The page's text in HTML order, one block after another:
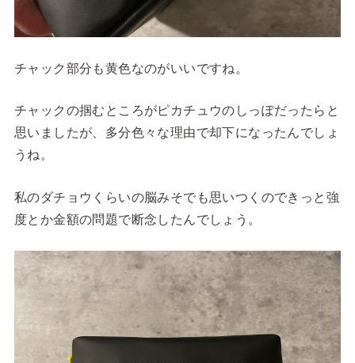
チャック部分も黄色なのがいいですね。
チャックの掴むところがピカチュウのしっぽだったらと
思いましたが、多分色々な理由で却下になったんでしょ
うね。
私のダチョウくらいの脳みそでも思いつくのできっと強
度とか金額の問題で断念したんでしょう。